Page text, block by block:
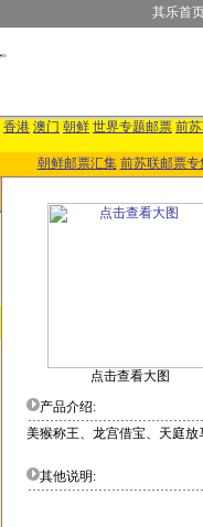
其乐首
香港 澳门 朝鲜 世界专题邮票 前
朝鲜邮票汇集 前苏联邮票专
点击查看大图
产品介绍:
美猴称王、龙宫借宝、天庭
其他说明: